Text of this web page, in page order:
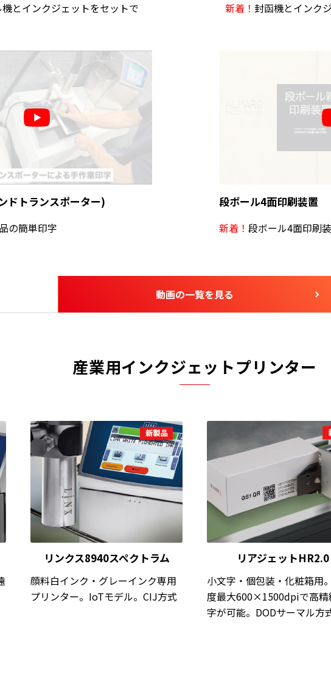
とインクジェットをセットで
新着！ 封函機とインク
ドトランスポーター)
の簡単印字
段ボール4面印刷装置
新着！ 段ボール4面印刷
動画の一覧を見る
産業用インクジェットプリンター
リンクス8940スペクトラム
顔料白インク・グレーインク専用
プリンター。IoTモデル。CIJ方式
リアジェットHR2.0
小文字・個包装・化粧箱用
度最大600×1500dpiで高精
字が可能。DODサーマル方